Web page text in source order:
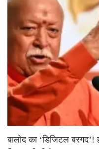
बालोद का ‘डिजिटल बरगद’!